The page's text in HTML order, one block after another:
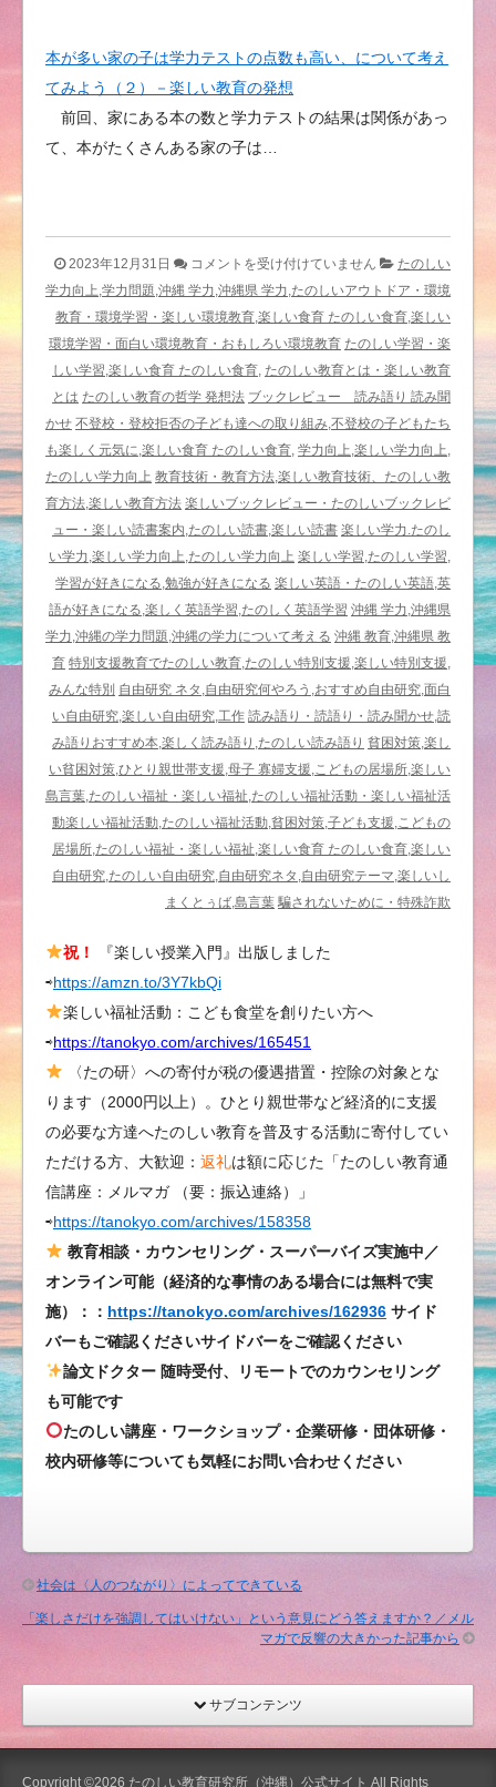
本が多い家の子は学力テストの点数も高い、について考え
てみよう（２）－楽しい教育の発想
前回、家にある本の数と学力テストの結果は関係があっ
て、本がたくさんある家の子は…
2023年12月31日
ミ
ヒ
ャ
エ
ル・
エ
ン
デ
『モ
モ』
に
還
っ
て
『モ
モ』
を
超
え
る
／
Delightful
な
世
界
た
の
し
い
の
発
想
法
／
今
年
世
話
な
り
コメントを受け付けていません
たのしい
学力向上,学力問題,沖縄 学力,沖縄県 学力,たのしいアウトドア・環境
教育・環境学習・楽しい環境教育,楽しい食育 たのしい食育,楽しい
環境学習・面白い環境教育・おもしろい環境教育 たのしい学習・楽
しい学習,楽しい食育 たのしい食育, たのしい教育とは・楽しい教育
とは たのしい教育の哲学 発想法 ブックレビュー 読み語り 読み聞
かせ 不登校・登校拒否の子ども達への取り組み,不登校の子どもたち
も楽しく元気に,楽しい食育 たのしい食育, 学力向上,楽しい学力向上,
たのしい学力向上 教育技術・教育方法,楽しい教育技術、たのしい教
育方法,楽しい教育方法 楽しいブックレビュー・たのしいブックレビ
ュー・楽しい読書案内,たのしい読書,楽しい読書 楽しい学力.たのし
い学力,楽しい学力向上,たのしい学力向上 楽しい学習,たのしい学習,
学習が好きになる,勉強が好きになる 楽しい英語・たのしい英語,英
語が好きになる,楽しく英語学習,たのしく英語学習 沖縄 学力,沖縄県
学力,沖縄の学力問題,沖縄の学力について考える 沖縄 教育,沖縄県 教
育 特別支援教育でたのしい教育,たのしい特別支援,楽しい特別支援,
みんな特別 自由研究 ネタ,自由研究何やろう,おすすめ自由研究,面白
い自由研究,楽しい自由研究,工作 読み語り・読語り・読み聞かせ,読
み語りおすすめ本,楽しく読み語り,たのしい読み語り 貧困対策,楽し
い貧困対策,ひとり親世帯支援,母子 寡婦支援,こどもの居場所,楽しい
島言葉,たのしい福祉・楽しい福祉,たのしい福祉活動・楽しい福祉活
動楽しい福祉活動,たのしい福祉活動,貧困対策,子ども支援,こどもの
居場所,たのしい福祉・楽しい福祉,楽しい食育 たのしい食育,楽しい
自由研究,たのしい自由研究,自由研究ネタ,自由研究テーマ,楽しいし
まくとぅば,島言葉 騙されないために・特殊詐欺
祝！
『楽しい授業入門』出版しました
⇨https://amzn.to/3Y7kbQi
楽しい福祉活動：こども食堂を創りたい方へ
⇨https://tanokyo.com/archives/165451
〈たの研〉への寄付が税の優遇措置・控除の対象とな
ります（2000円以上）。ひとり親世帯など経済的に支援
の必要な方達へたのしい教育を普及する活動に寄付してい
ただける方、大歓迎： 返礼は額に応じた「たのしい教育通
信講座：メルマガ （要：振込連絡）」
⇨https://tanokyo.com/archives/158358
教育相談・カウンセリング・スーパーバイズ実施中／
オンライン可能（経済的な事情のある場合には無料で実
施）：： https://tanokyo.com/archives/162936 サイド
バーもご確認くださいサイドバーをご確認ください
論文ドクター 随時受付、リモートでのカウンセリング
も可能です
たのしい講座・ワークショップ・企業研修・団体研修・
校内研修等についても気軽にお問い合わせください
社会は〈人のつながり〉によってできている
「楽しさだけを強調してはいけない」という意見にどう答えますか？／メル
マガで反響の大きかった記事から
サブコンテンツ
Copyright ©2026 たのしい教育研究所（沖縄）公式サイト All Rights